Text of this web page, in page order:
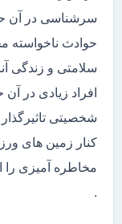
سرشناسی در آن
حوادث ناخواسته
سلامتی و زندگی
افراد زیادی در
شخصیتی
کنار زمین های
مخاطره آمیزی را
.